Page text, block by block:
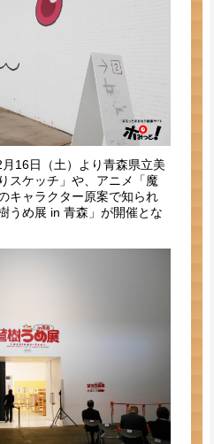
16日（土）より青森県立美
スケッチ」や、アニメ「魔
キャラクター原案で知られ
うめ展 in 青森」が開催とな